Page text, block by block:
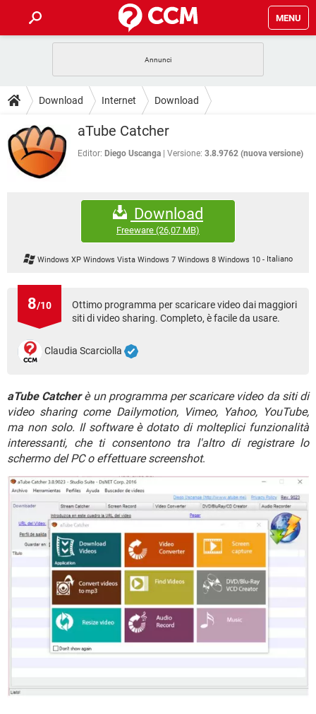
MENU
INTRATTENIMENTO ANDROID
iOS WINDOWS 10
INSTAGRAM WHATSAPP
TIKTOK
GUIDE
COVID-19
INTRATTENIMENTO
iOS
FACEBOOK
DOWNLOAD
COVID-19 GAMING
INTRATTENIMENTO
WINDOWS 10
WHATSAPP
FORUM
ANDROID
WINDOWS 10
INSTAGRAM WHATSAPP
TIKTOK
HARDWARE
GAMING
INSTAGRAM
TIKTOK FACEBOOK
HARDWARE
Download Internet Download
aTube Catcher
Editor: Diego Uscanga Versione: 3.8.9762 (nuova versione)
Download
Freeware (26,07 MB)
Windows XP Windows Vista Windows 7 Windows 8 Windows 10- Italiano
8/10
Ottimo programma per scaricare video dai maggiori
siti di video sharing. Completo, è facile da usare.
Claudia Scarciolla
aTube Catcherè un programma per scaricare video da siti di
video sharing come Dailymotion, Vimeo, Yahoo, YouTube,
ma non solo. Il software è dotato di molteplici funzionalità
interessanti, che ti consentono tra l'altro di registrare lo
schermo del PC o effettuare screenshot.